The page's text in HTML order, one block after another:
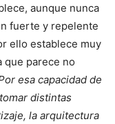
aunque nunca
fuerte y repelente
ello establece muy
que parece no
esa capacidad de
distintas
la arquitectura